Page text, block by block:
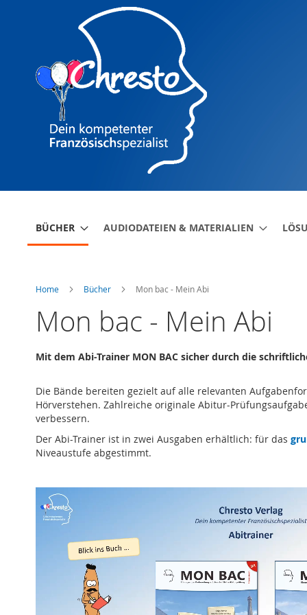
BÜCHER AUDIODATEIEN & MATERIALIEN
Home Bücher Mon bac - Mein Abi
Mon bac - Mein Abi
Mit dem Abi-Trainer MON BAC sicher durch die
Die Bände bereiten gezielt auf alle relevanten
Hörverstehen. Zahlreiche originale Abitur-
verbessern.
Der Abi-Trainer ist in zwei Ausgaben erhältlich: für das
Niveaustufe abgestimmt.